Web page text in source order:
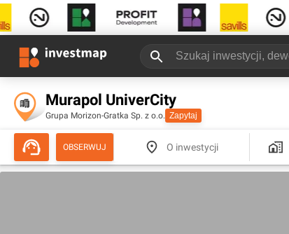
Murapol UniverCity
Grupa Morizon-Gratka Sp. z o.o. Zapytaj
OBSERWUJ O inwestycji